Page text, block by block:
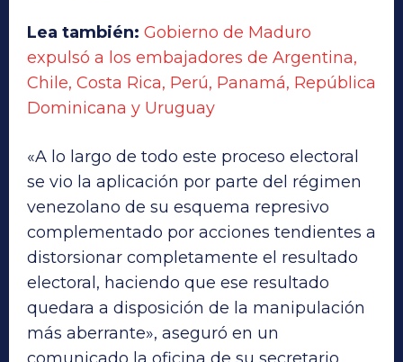
Lea también: Gobierno de Maduro
expulsó a los embajadores de Argentina,
Chile, Costa Rica, Perú, Panamá, República
Dominicana y Uruguay
«A lo largo de todo este proceso electoral
se vio la aplicación por parte del régimen
venezolano de su esquema represivo
complementado por acciones tendientes a
distorsionar completamente el resultado
electoral, haciendo que ese resultado
quedara a disposición de la manipulación
más aberrante», aseguró en un